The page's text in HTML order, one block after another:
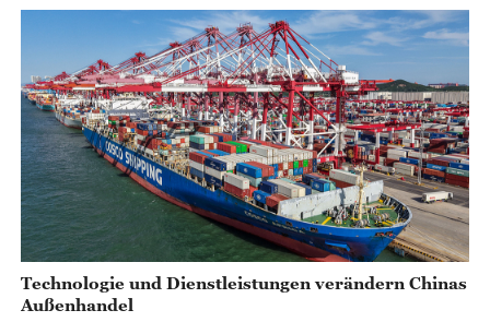
Technologie und Dienstleistungen verändern Chinas
Außenhandel